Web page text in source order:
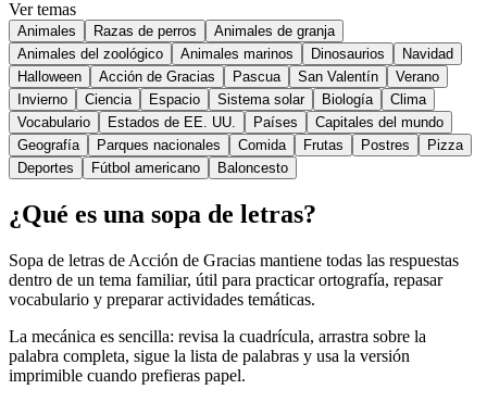
Ver temas
Animales Razas de perros
Animales de granja
Animales del zoológico
Animales marinos Dinosaurios
Navidad
Halloween
Acción de Gracias Pascua San Valentín
Verano
Invierno
Ciencia Espacio Sistema solar Biología
Clima
Vocabulario
Estados de EE. UU. Países
Capitales del mundo
Geografía
Parques nacionales Comida Frutas Postres
Pizza
Deportes
Fútbol americano Baloncesto
¿Qué es una sopa de letras?
Sopa de letras de Acción de Gracias mantiene todas las respuestas
dentro de un tema familiar, útil para practicar ortografía, repasar
vocabulario y preparar actividades temáticas.
La mecánica es sencilla: revisa la cuadrícula, arrastra sobre la
palabra completa, sigue la lista de palabras y usa la versión
imprimible cuando prefieras papel.